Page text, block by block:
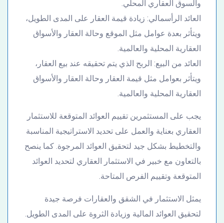
والسوق العقاري المحلي.
العائد الرأسمالي: زيادة قيمة العقار على المدى الطويل،
ويتأثر بعدة عوامل مثل الموقع وحالة العقار والأسواق
العقارية المحلية والعالمية.
العائد من البيع: الربح الذي يتم تحقيقه عند بيع العقار،
ويتأثر بعوامل مثل قيمة العقار وحالة العقار والأسواق
العقارية المحلية والعالمية.
يجب على المستثمرين تقييم العوائد المتوقعة للاستثمار
العقاري بعناية والعمل على تحديد الاستراتيجية المناسبة
والتخطيط بشكل جيد لتحقيق العوائد المرجوة. كما ينصح
بالتعاون مع خبير في الاستثمار العقاري لتحديد العوائد
المتوقعة وتقييم الفرص المتاحة.
يمثل الاستثمار في الشقق والعقارات فرصة جيدة
لتحقيق العوائد المالية وزيادة الثروة على المدى الطويل.